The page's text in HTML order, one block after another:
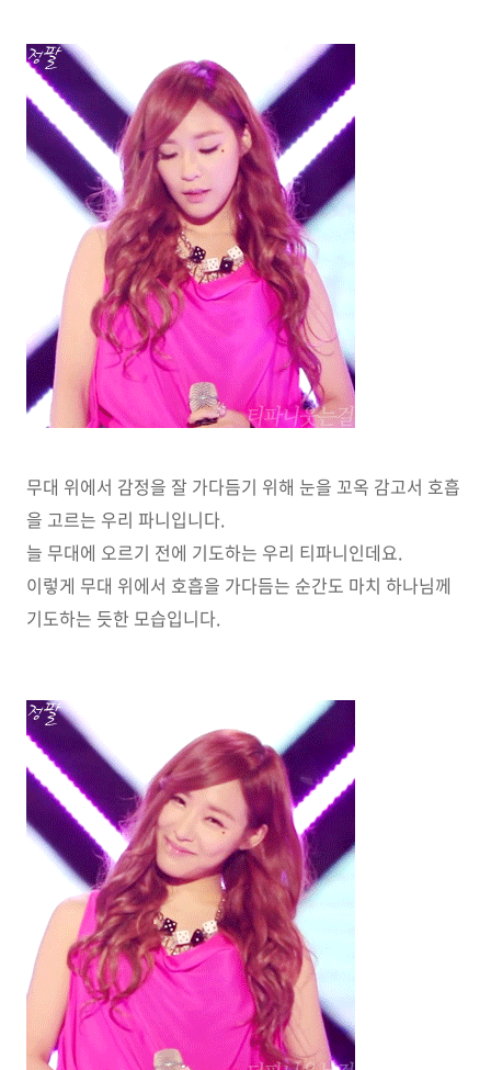
무대 위에서 감정을 잘 가다듬기 위해 눈을 꼬옥 감고서 호흡
을 고르는 우리 파니입니다.
늘 무대에 오르기 전에 기도하는 우리 티파니인데요.
이렇게 무대 위에서 호흡을 가다듬는 순간도 마치 하나님께
기도하는 듯한 모습입니다.